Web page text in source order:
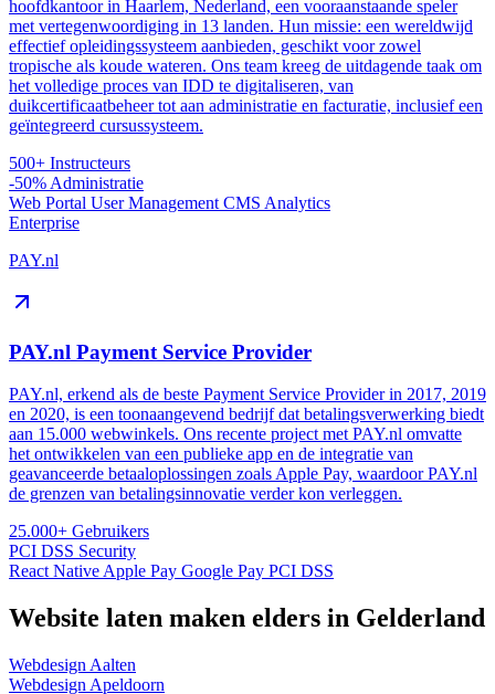
hoofdkantoor in Haarlem, Nederland, een vooraanstaande speler
met vertegenwoordiging in 13 landen. Hun missie: een wereldwijd
effectief opleidingssysteem aanbieden, geschikt voor zowel
tropische als koude wateren. Ons team kreeg de uitdagende taak om
het volledige proces van IDD te digitaliseren, van
duikcertificaatbeheer tot aan administratie en facturatie, inclusief een
geïntegreerd cursussysteem.
500+ Instructeurs
-50% Administratie
Web Portal User Management CMS Analytics
Enterprise
PAY.nl
PAY.nl Payment Service Provider
PAY.nl, erkend als de beste Payment Service Provider in 2017, 2019
en 2020, is een toonaangevend bedrijf dat betalingsverwerking biedt
aan 15.000 webwinkels. Ons recente project met PAY.nl omvatte
het ontwikkelen van een publieke app en de integratie van
geavanceerde betaaloplossingen zoals Apple Pay, waardoor PAY.nl
de grenzen van betalingsinnovatie verder kon verleggen.
25.000+ Gebruikers
PCI DSS Security
React NativeApple Pay Google Pay PCI DSS
Website laten maken elders in Gelderland
Webdesign Aalten
Webdesign Apeldoorn